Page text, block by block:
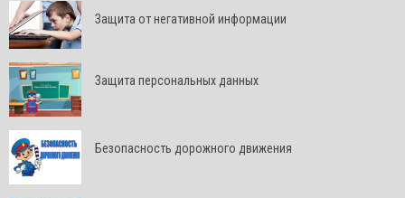
Защита от негативной информации
Защита персональных данных
Безопасность дорожного движения